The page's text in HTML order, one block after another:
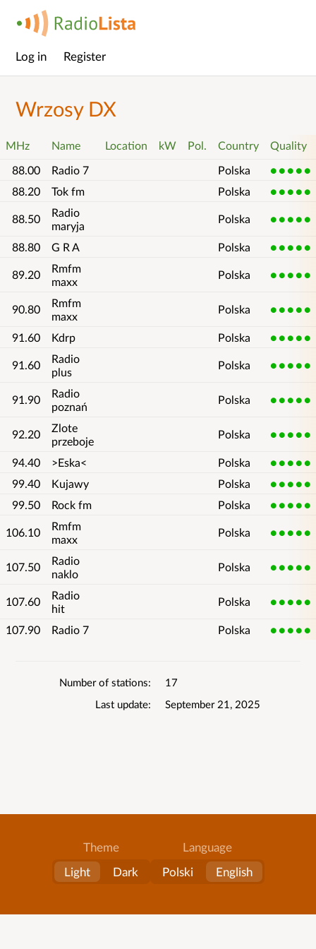
Main
Log in Register
Wrzosy DX
MHz Name Location kW Pol. Country
Quality
88.00
Radio 7 Polska
5
88.20
Tok fm Polska 5
88.50
Radio
maryja
Polska 5
88.80 G R A Polska 5
89.20
Rmfm
maxx
Polska 5
90.80
Rmfm
maxx
Polska 5
91.60 Kdrp Polska 5
91.60
Radio
plus
Polska 5
91.90
Radio
poznań
Polska 5
92.20
Zlote
przeboje
Polska 5
94.40 >Eska< Polska
5
99.40
Kujawy Polska
5
99.50
Rock fm Polska 5
106.10
Rmfm
maxx
Polska 5
107.50
Radio
naklo
Polska 5
107.60
Radio
hit
Polska 5
107.90 Radio 7 Polska 5
Number of stations
17
Last update
September 21, 2025
Theme
Light
Dark
Language
Polski
English